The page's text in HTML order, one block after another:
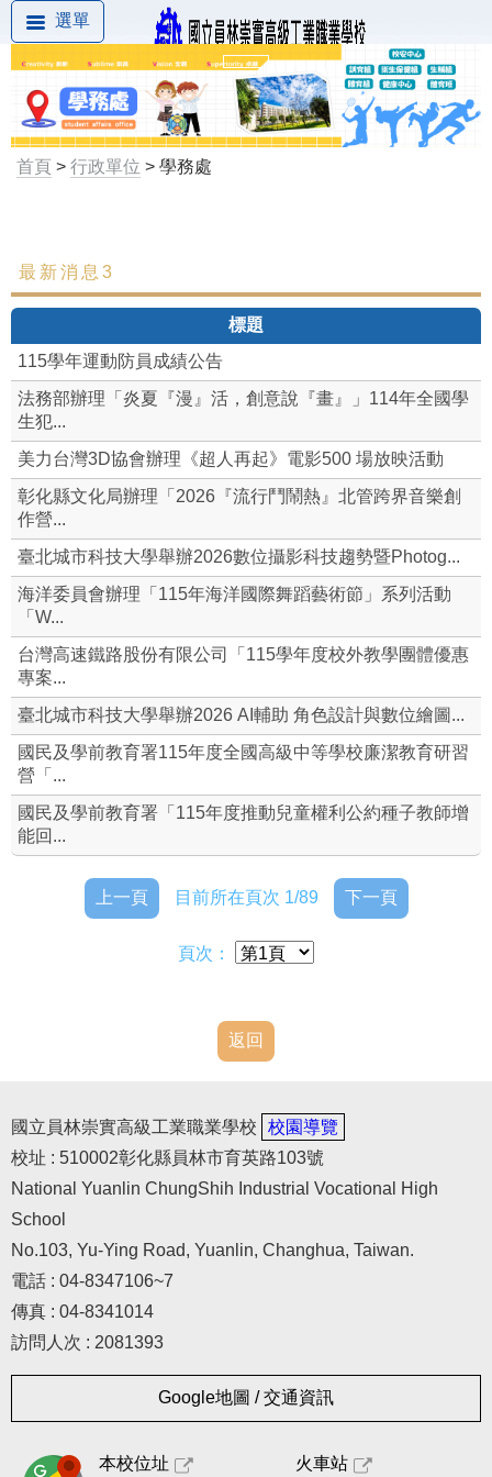
選單
首頁 > 行政單位 > 學務處
最新消息
學生相關重要規定
組織架構
訓育組
體育組
衛生組
導師名單
和風愛心基金管理要點
導師遴選辦法
學生組織社團申請表
最新消息3
標題
115學年運動防員成績公告
法務部辦理「炎夏『漫』活，創意說『畫』」114年全國學
生犯...
美力台灣3D協會辦理《超人再起》電影500 場放映活動
彰化縣文化局辦理「2026『流行鬥鬧熱』北管跨界音樂創
作營...
臺北城市科技大學舉辦2026數位攝影科技趨勢暨Photog...
海洋委員會辦理「115年海洋國際舞蹈藝術節」系列活動
「W...
台灣高速鐵路股份有限公司「115學年度校外教學團體優惠
專案...
臺北城市科技大學舉辦2026 AI輔助 角色設計與數位繪圖...
國民及學前教育署115年度全國高級中等學校廉潔教育研習
營「...
國民及學前教育署「115年度推動兒童權利公約種子教師增
能回...
上一頁 目前所在頁次 1/89 下一頁
頁次：
返回
國立員林崇實高級工業職業學校
校園導覽
校址 : 510002彰化縣員林市育英路103號
National Yuanlin ChungShih Industrial Vocational High
School
No.103, Yu-Ying Road, Yuanlin, Changhua, Taiwan.
電話 : 04-8347106~7
傳真 : 04-8341014
訪問人次 : 2081393
Google地圖 / 交通資訊
本校位址 火車站